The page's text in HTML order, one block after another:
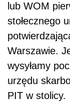
lub WOM
stołecznego
Warszawie.
wysyłamy
urzędu
PIT w stolicy.